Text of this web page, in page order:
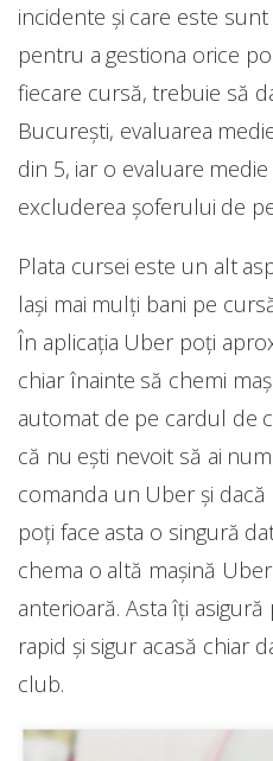
incidente și care este
pentru a gestiona orice
fiecare cursă, trebuie să
București, evaluarea
din 5, iar o evaluare
excluderea șoferului de
Plata cursei este un alt
lași mai mulți bani pe
În aplicația Uber poți
chiar înainte să chemi
automat de pe cardul de
că nu ești nevoit să ai
comanda un Uber și
poți face asta o singură
chema o altă mașină
anterioară. Asta îți
rapid și sigur acasă chiar
club.